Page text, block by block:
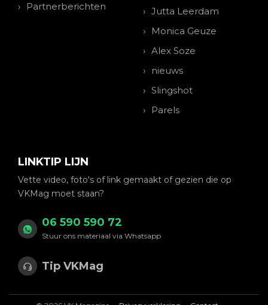
Partnerberichten
Jutta Leerdam
Monica Geuze
Alex Soze
nieuws
Slingshot
Parels
LINKTIP LIJN
Vette video, foto's of link gemaakt of gezien die op
VKMag moet staan?
06 590 590 72
Stuur ons materiaal via Whatsapp
Tip VKMag